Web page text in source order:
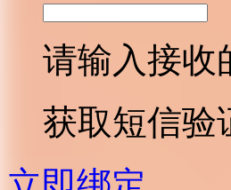
请输入接收
获取短信验